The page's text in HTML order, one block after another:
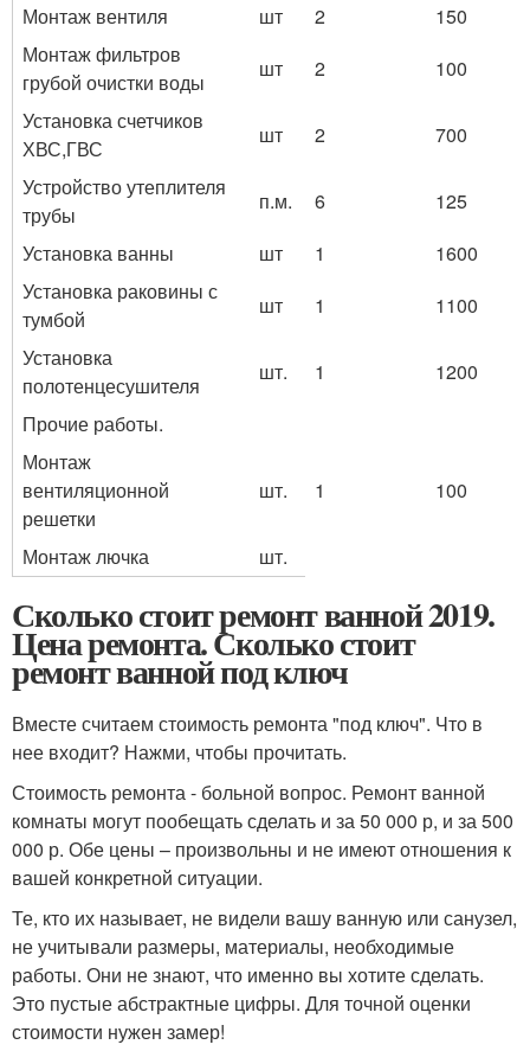
Монтаж вентиля шт 2
150
Монтаж фильтров
грубой очистки воды
шт 2
100
Установка счетчиков
ХВС,ГВС
шт 2
700
Устройство утеплителя
трубы
п.м. 6
125
Установка ванны
шт 1
1600
Установка раковины с
тумбой
шт 1
1100
Установка
полотенцесушителя
шт. 1
1200
Прочие работы.
Монтаж
вентиляционной
решетки
шт. 1 100
Монтаж лючка шт.
Сколько стоит ремонт ванной 2019.
Цена ремонта. Сколько стоит
ремонт ванной под ключ
Вместе считаем стоимость ремонта "под ключ". Что в
нее входит? Нажми, чтобы прочитать.
Стоимость ремонта - больной вопрос. Ремонт ванной
комнаты могут пообещать сделать и за 50 000 р, и за 500
000 р. Обе цены – произвольны и не имеют отношения к
вашей конкретной ситуации.
Те, кто их называет, не видели вашу ванную или санузел,
не учитывали размеры, материалы, необходимые
работы. Они не знают, что именно вы хотите сделать.
Это пустые абстрактные цифры. Для точной оценки
стоимости нужен замер!